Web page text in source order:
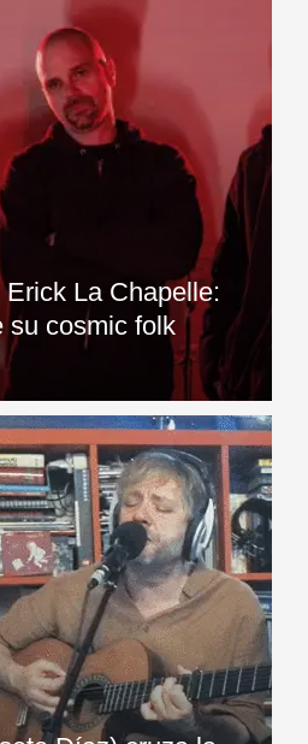
La Chapelle:
su cosmic folk